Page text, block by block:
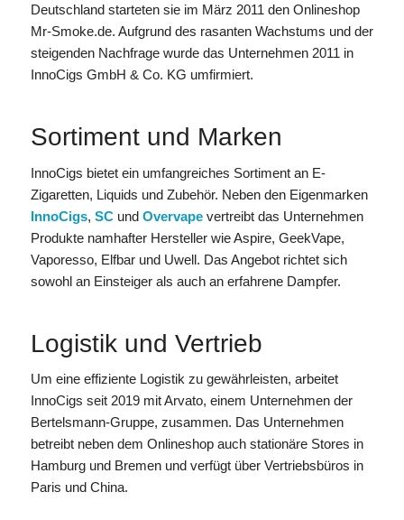
Deutschland starteten sie im März 2011 den Onlineshop
Mr-Smoke.de. Aufgrund des rasanten Wachstums und der
steigenden Nachfrage wurde das Unternehmen 2011 in
InnoCigs GmbH & Co. KG umfirmiert.
Sortiment und Marken
InnoCigs bietet ein umfangreiches Sortiment an E-
Zigaretten, Liquids und Zubehör. Neben den Eigenmarken
InnoCigs, SCund Overvapevertreibt das Unternehmen
Produkte namhafter Hersteller wie Aspire, GeekVape,
Vaporesso, Elfbar und Uwell. Das Angebot richtet sich
sowohl an Einsteiger als auch an erfahrene Dampfer.
Logistik und Vertrieb
Um eine effiziente Logistik zu gewährleisten, arbeitet
InnoCigs seit 2019 mit Arvato, einem Unternehmen der
Bertelsmann-Gruppe, zusammen. Das Unternehmen
betreibt neben dem Onlineshop auch stationäre Stores in
Hamburg und Bremen und verfügt über Vertriebsbüros in
Paris und China.